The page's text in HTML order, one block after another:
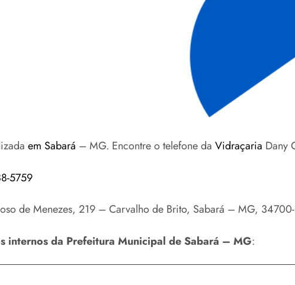
em Sabará – MG. Encontre o telefone da Vidraçaria Dany
5759
de Menezes, 219 – Carvalho de Brito, Sabará – MG,
internos da Prefeitura Municipal de Sabará – MG: